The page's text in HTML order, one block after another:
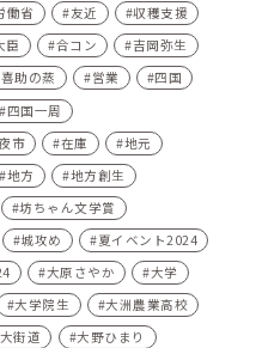
働省 友近
収穫支援
臣 合コン
吉岡弥生
喜助の蒸 営業
四国
四国一周
市 在庫
地元
地方
地方創生
坊ちゃん文学賞
城攻め
夏イベント2024
大原さやか
大学
大学院生
大洲農業高校
街道
大野ひまり